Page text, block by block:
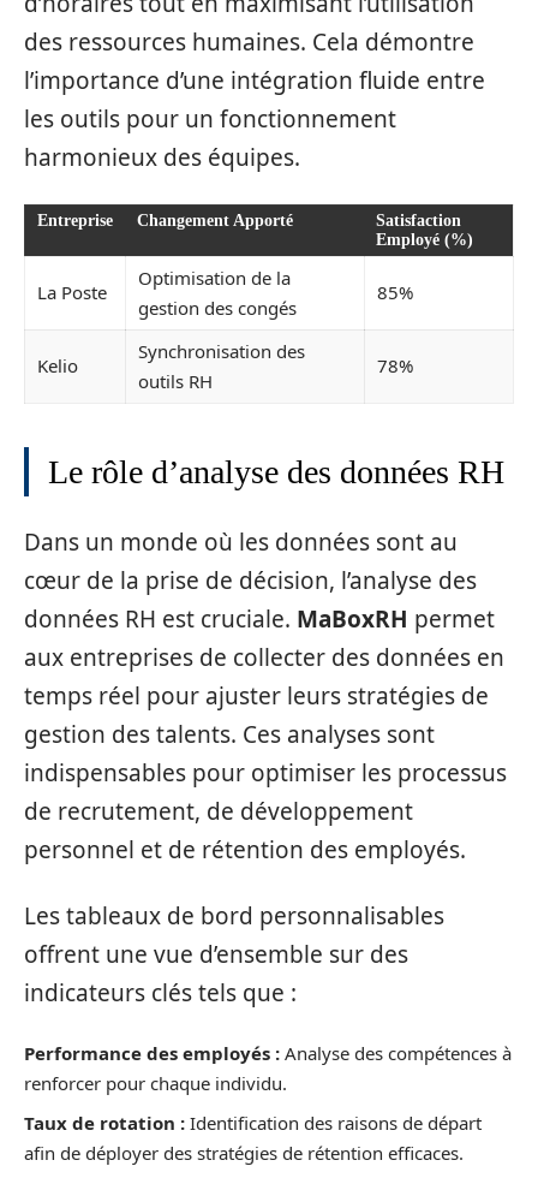
des ressources humaines. Cela démontre
l’importance d’une intégration fluide entre
les outils pour un fonctionnement
harmonieux des équipes.
Entreprise Changement Apporté
Satisfaction
Employé (%)
La Poste
Optimisation de la
gestion des congés
85%
Kelio
Synchronisation des
outils RH
78%
Le rôle d’analyse des données RH
Dans un monde où les données sont au
cœur de la prise de décision, l’analyse des
données RH est cruciale. MaBoxRH permet
aux entreprises de collecter des données en
temps réel pour ajuster leurs stratégies de
gestion des talents. Ces analyses sont
indispensables pour optimiser les processus
de recrutement, de développement
personnel et de rétention des employés.
Les tableaux de bord personnalisables
offrent une vue d’ensemble sur des
indicateurs clés tels que :
Performance des employés : Analyse des compétences à
renforcer pour chaque individu.
Taux de rotation : Identification des raisons de départ
afin de déployer des stratégies de rétention efficaces.